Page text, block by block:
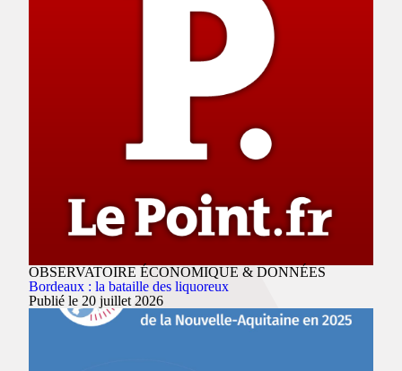
OBSERVATOIRE ÉCONOMIQUE & DONNÉES
Bordeaux : la bataille des liquoreux
Publié le 20 juillet 2026